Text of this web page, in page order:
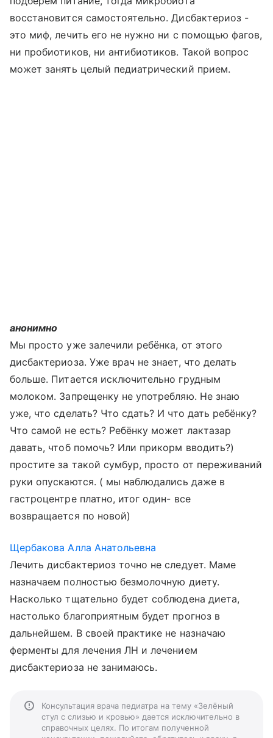
восстановится самостоятельно. Дисбактериоз -
это миф, лечить его не нужно ни с помощью фагов,
ни пробиотиков, ни антибиотиков. Такой вопрос
может занять целый педиатрический прием.
анонимно
Мы просто уже залечили ребёнка, от этого
дисбактериоза. Уже врач не знает, что делать
больше. Питается исключительно грудным
молоком. Запрещенку не употребляю. Не знаю
уже, что сделать? Что сдать? И что дать ребёнку?
Что самой не есть? Ребёнку может лактазар
давать, чтоб помочь? Или прикорм вводить?)
простите за такой сумбур, просто от переживаний
руки опускаются. ( мы наблюдались даже в
гастроцентре платно, итог один- все
возвращается по новой)
Щербакова Алла Анатольевна
Лечить дисбактериоз точно не следует. Маме
назначаем полностью безмолочную диету.
Насколько тщательно будет соблюдена диета,
настолько благоприятным будет прогноз в
дальнейшем. В своей практике не назначаю
ферменты для лечения ЛН и лечением
дисбактериоза не занимаюсь.
Консультация врача педиатра на тему «Зелёный
стул с слизью и кровью» дается исключительно в
справочных целях. По итогам полученной